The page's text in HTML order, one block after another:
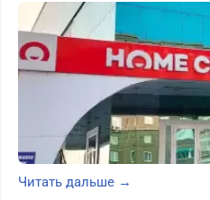
Читать дальше →